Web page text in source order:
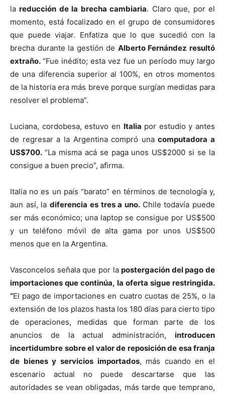
lareducción de la brecha cambiaria. Claro que, por el
momento, está focalizado en el grupo de consumidores
que puede viajar. Enfatiza que lo que sucedió con la
brecha durante la gestión de Alberto Fernández resultó
extraño.“Fue inédito; esta vez fue un período muy largo
de una diferencia superior al 100%, en otros momentos
de la historia era más breve porque surgían medidas para
resolver el problema”.
Luciana, cordobesa, estuvo en Italia por estudio y antes
de regresar a la Argentina compró unacomputadora a
US$700. “La misma acá se paga unos US$2000 si se la
consigue a buen precio”, afirma.
Italia no es un país “barato” en términos de tecnología y,
aun así, ladiferencia es tres a uno. Chile todavía puede
ser más económico; una laptop se consigue por US$500
y un teléfono móvil de alta gama por unos US$500
menos que en la Argentina.
Vasconcelos señala que por lapostergación del pago de
importaciones que continúa, la oferta sigue restringida.
“El pago de importaciones en cuatro cuotas de 25%, o la
extensión de los plazos hasta los 180 días para cierto tipo
de operaciones, medidas que forman parte de los
anuncios de la actual administración, introducen
incertidumbre sobre el valor de reposición de esa franja
de bienes y servicios importados, más cuando en el
escenario actual no puede descartarse que las
autoridades se vean obligadas, más tarde que temprano,